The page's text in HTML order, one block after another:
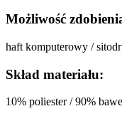
Możliwość
haft komputerowy /
Skład materiału:
10% poliester / 90%